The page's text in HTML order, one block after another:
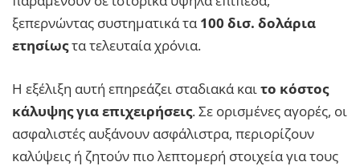
ξεπερνώντας συστηματικά τα100 δισ. δολάρια
ετησίωςτα τελευταία χρόνια.
Η εξέλιξη αυτή επηρεάζει σταδιακά καιτο κόστος
κάλυψης για επιχειρήσεις. Σε ορισμένες αγορές, οι
ασφαλιστές αυξάνουν ασφάλιστρα, περιορίζουν
καλύψεις ή ζητούν πιο λεπτομερή στοιχεία για τους